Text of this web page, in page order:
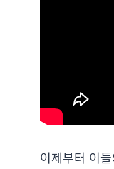
이제부터 이